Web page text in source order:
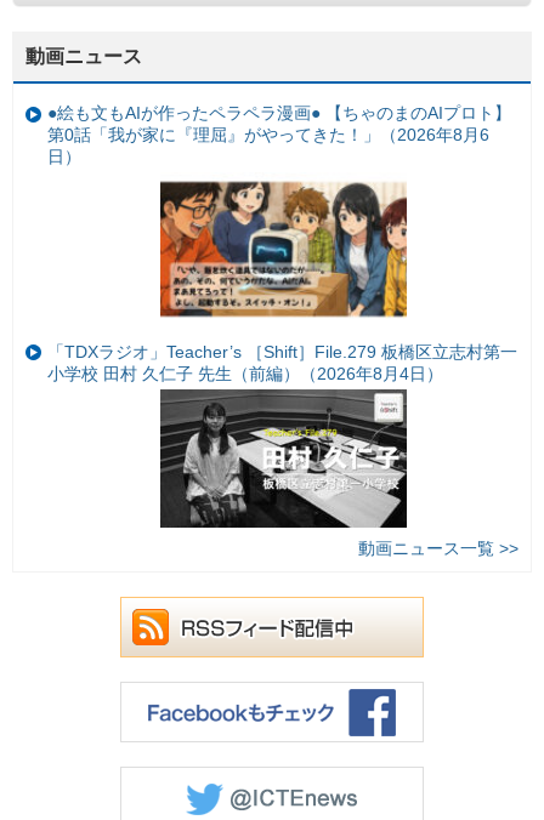
動画ニュース
●絵も文もAIが作ったペラペラ漫画● 【ちゃのまのAIプロト】
第0話「我が家に『理屈』がやってきた！」（2026年8月6
日）
「TDXラジオ」Teacher’s ［Shift］File.279 板橋区立志村第一
小学校 田村 久仁子 先生（前編）（2026年8月4日）
動画ニュース一覧 >>